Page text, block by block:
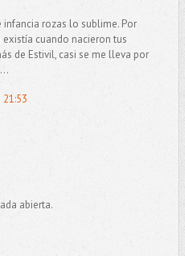
infancia rozas lo sublime. Por
cuando nacieron tus
de Estivil, casi se me lleva por
abierta.